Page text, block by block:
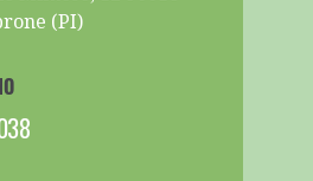
(PI)